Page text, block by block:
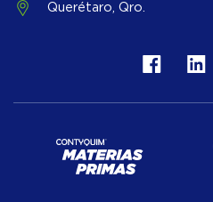
Querétaro, Qro.